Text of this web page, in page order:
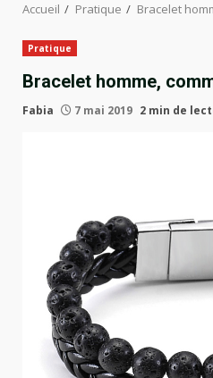
Accueil Pratique Bracelet
Pratique
Bracelet homme,
Fabia 7 mai 2019 2 min de